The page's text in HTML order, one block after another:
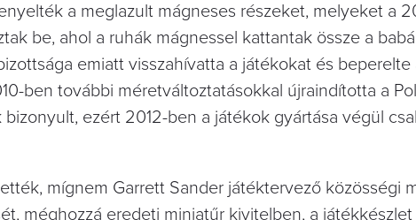
a meglazult mágneses részeket, melyeket a
be, ahol a ruhák mágnessel kattantak össze a
emiatt visszahívatta a játékokat és beperelte
ben további méretváltoztatásokkal újraindította a
ezért 2012-ben a játékok gyártása végül
mígnem Garrett Sander játéktervező közösségi
méghozzá eredeti miniatűr kivitelben, a